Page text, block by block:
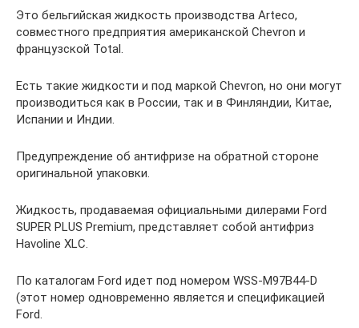
Это бельгийская жидкость производства Arteco,
совместного предприятия американской Chevron и
французской Total.
Есть такие жидкости и под маркой Chevron, но они могут
производиться как в России, так и в Финляндии, Китае,
Испании и Индии.
Предупреждение об антифризе на обратной стороне
оригинальной упаковки.
Жидкость, продаваемая официальными дилерами Ford
SUPER PLUS Premium, представляет собой антифриз
Havoline XLC.
По каталогам Ford идет под номером WSS-M97B44-D
(этот номер одновременно является и спецификацией
Ford.